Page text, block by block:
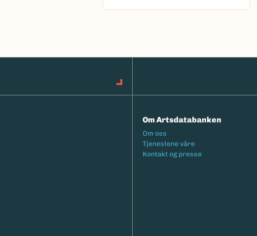
Om Artsdatabanken
Footermeny
Om oss
Tjenestene våre
Kontakt og presse